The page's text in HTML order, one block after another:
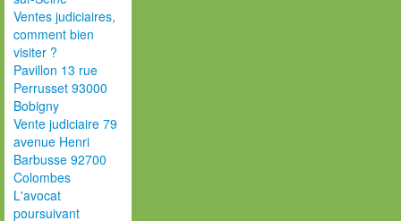
Ventes judiciaires,
comment bien
visiter ?
Pavillon 13 rue
Perrusset 93000
Bobigny
Vente judiciaire 79
avenue Henri
Barbusse 92700
Colombes
L'avocat
poursuivant